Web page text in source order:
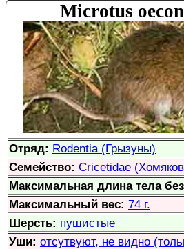
Microtus
Отряд: Rodentia (Грызуны)
Семейство: Cricetidae
Максимальная длина тела
Максимальный вес: 74 г.
Шерсть: пушистые
Уши: отсутвуют, не видно